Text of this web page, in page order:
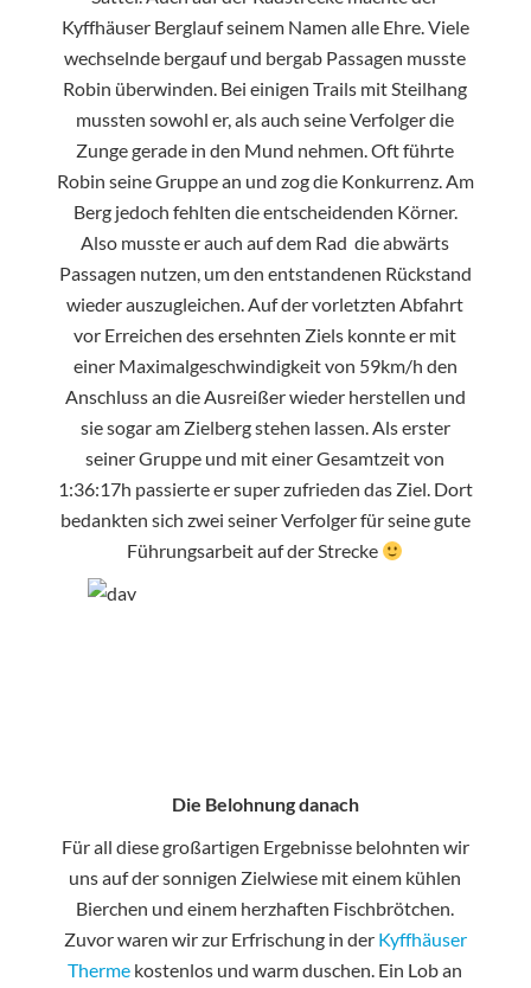
Kyffhäuser Berglauf seinem Namen alle Ehre. Viele
wechselnde bergauf und bergab Passagen musste
Robin überwinden. Bei einigen Trails mit Steilhang
mussten sowohl er, als auch seine Verfolger die
Zunge gerade in den Mund nehmen. Oft führte
Robin seine Gruppe an und zog die Konkurrenz. Am
Berg jedoch fehlten die entscheidenden Körner.
Also musste er auch auf dem Rad die abwärts
Passagen nutzen, um den entstandenen Rückstand
wieder auszugleichen. Auf der vorletzten Abfahrt
vor Erreichen des ersehnten Ziels konnte er mit
einer Maximalgeschwindigkeit von 59km/h den
Anschluss an die Ausreißer wieder herstellen und
sie sogar am Zielberg stehen lassen. Als erster
seiner Gruppe und mit einer Gesamtzeit von
1:36:17h passierte er super zufrieden das Ziel. Dort
bedankten sich zwei seiner Verfolger für seine gute
Führungsarbeit auf der Strecke
Die Belohnung danach
Für all diese großartigen Ergebnisse belohnten wir
uns auf der sonnigen Zielwiese mit einem kühlen
Bierchen und einem herzhaften Fischbrötchen.
Zuvor waren wir zur Erfrischung in der Kyffhäuser
Therme kostenlos und warm duschen. Ein Lob an